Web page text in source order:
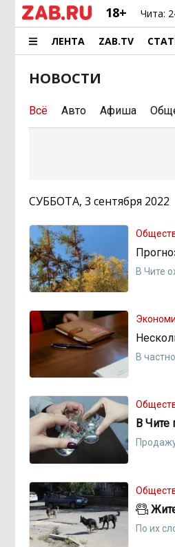
18+ Чита:
ЛЕНТА ZAB.TV
НОВОСТИ
Всё Авто Афиша
СУББОТА, 3 сентября 2022
В Чите
В
В Чите
По их